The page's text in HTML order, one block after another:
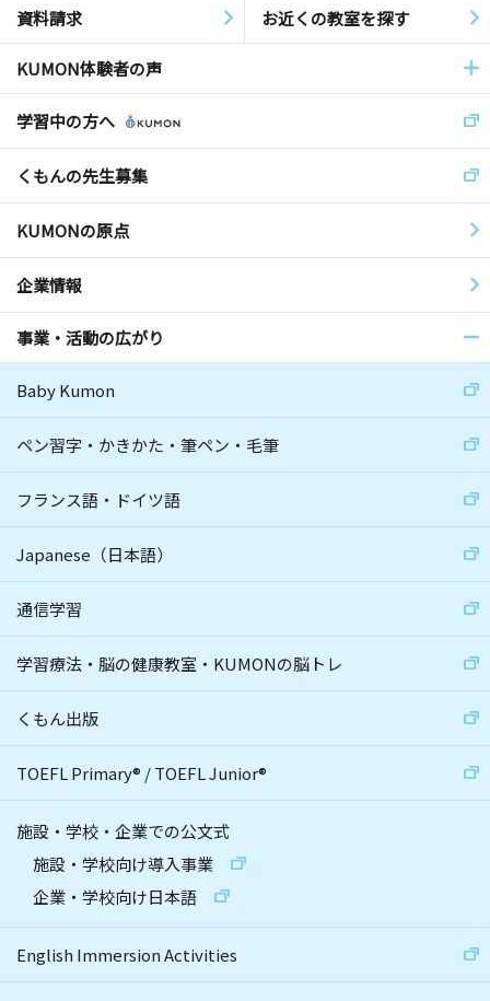
資料請求 お近くの教室を探す
KUMON体験者の声
学習中の方へ
くもんの先生募集
KUMONの原点
企業情報
事業・活動の広がり
Baby Kumon
ペン習字・かきかた・筆ペン・毛筆
フランス語・ドイツ語
Japanese（日本語）
通信学習
学習療法・脳の健康教室・KUMONの脳トレ
くもん出版
TOEFL Primary® /TOEFL Junior®
施設・学校・企業での公文式
施設・学校向け導入事業
企業・学校向け日本語
English Immersion Activities